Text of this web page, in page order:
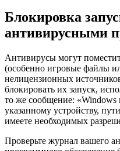
Блокировка
антивирусными
Антивирусы могут
(особенно игровые файлы
нелицензионных
блокировать их запуск,
то же сообщение: «Windows
указанному устройству,
имеете необходимых
Проверьте журнал вашего